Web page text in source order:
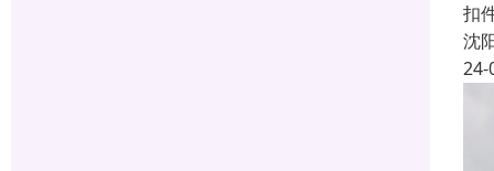
扣
沈
24-